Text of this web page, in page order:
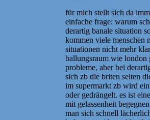
für mich stellt sich da
einfache frage: warum
derartig banale situation
kommen viele menschen
situationen nicht mehr
ballungsraum wie london
probleme, aber bei
sich zb die briten selten
im supermarkt zb wird
oder gedrängelt. es ist
mit gelassenheit
man sich schnell